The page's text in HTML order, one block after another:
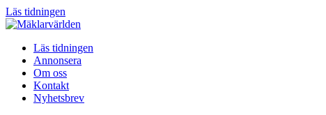
Läs tidningen
Läs tidningen
Annonsera
Om oss
Kontakt
Nyhetsbrev